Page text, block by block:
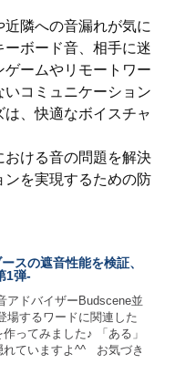
近隣への音漏れが気に
ボード音、相手に迷
ームやリモートワー
コミュニケーション
、快適なボイスチャ
おける音の問題を解決
ンを実現するための防
スの遮音性能を検証、
1弾-
アドバイザーBudscene並
場するワードに関連した
ってみました♪ 「ある」
れていますよ^^ お気づき